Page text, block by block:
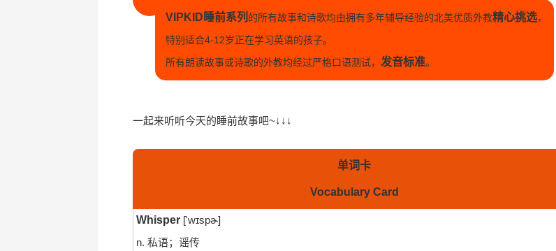
VIPKID睡前系列 的所有故事和诗歌均由拥有多年辅导经验的北美优质外教精心挑选，
特别适合4-12岁正在学习英语的孩子。
所有朗读故事或诗歌的外教均经过严格口语测试， 发音标准。
一起来听听今天的睡前故事吧~↓↓↓
单词卡
Vocabulary Card
Whisper ['wɪspɚ]
n. 私语；谣传